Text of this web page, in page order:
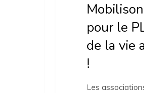
pour le
de la vie
!
Les